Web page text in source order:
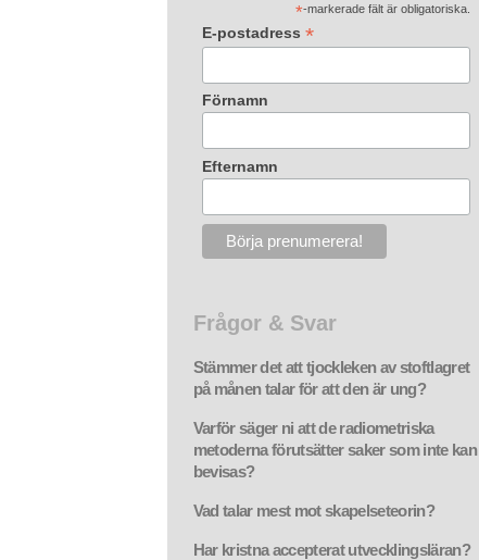
*-markerade fält är obligatoriska.
E-postadress *
Förnamn
Efternamn
Frågor & Svar
Stämmer det att tjockleken av stoftlagret
på månen talar för att den är ung?
Varför säger ni att de radiometriska
metoderna förutsätter saker som inte kan
bevisas?
Vad talar mest mot skapelseteorin?
Har kristna accepterat utvecklingsläran?